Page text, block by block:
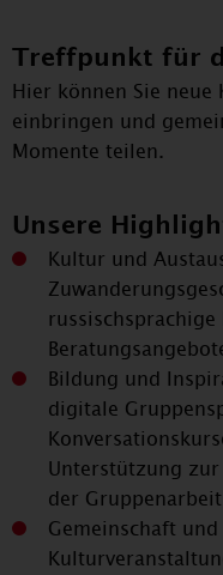
Treffpunkt für
Hier können Sie
einbringen und
Momente teilen.
Unsere
Kultur und
Bildung und
digitale
Unterstützung
der Gruppenarbeit
Gemeinschaft